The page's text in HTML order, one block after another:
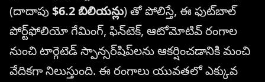
(దాదాపు$6.2 బిలియన్లు) తో పోలిస్తే, ఈ ఫుట్‌బాల్
పోర్ట్‌ఫోలియో గేమింగ్, ఫిన్‌టెక్, ఆటోమోటివ్ రంగాల
నుంచి టార్గెటెడ్ స్పాన్సర్‌షిప్‌లను ఆకర్షించడానికి మంచి
వేదికగా నిలుస్తుంది. ఈ రంగాలు యువతలో ఎక్కువ